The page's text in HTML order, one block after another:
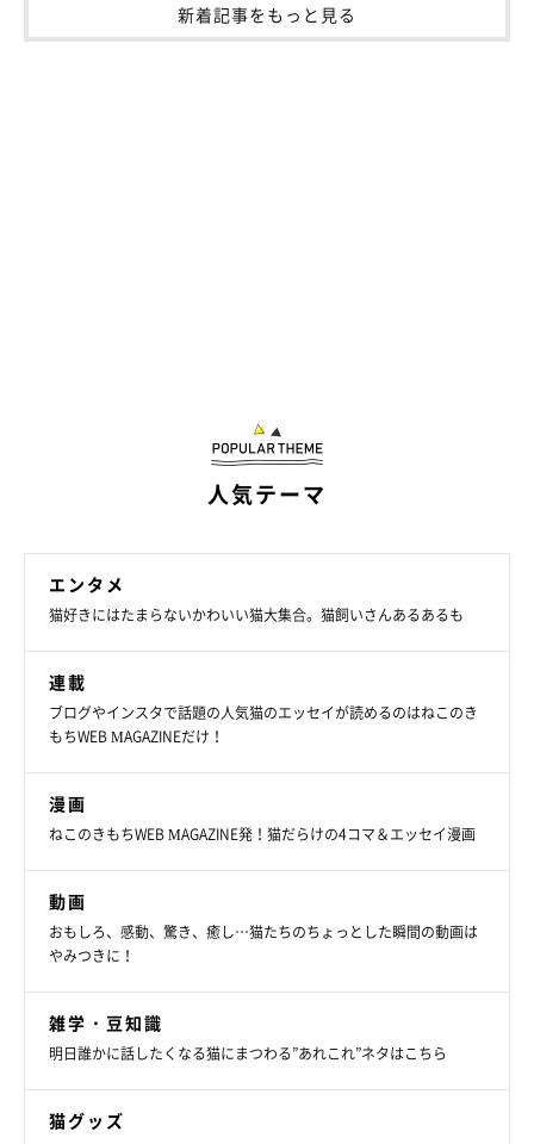
新着記事をもっと見る
人気テーマ
エンタメ
猫好きにはたまらないかわいい猫大集合。猫飼いさんあるあるも
連載
ブログやインスタで話題の人気猫のエッセイが読めるのはねこのき
もちWEB MAGAZINEだけ！
漫画
ねこのきもちWEB MAGAZINE発！猫だらけの4コマ＆エッセイ漫画
動画
おもしろ、感動、驚き、癒し…猫たちのちょっとした瞬間の動画は
やみつきに！
雑学・豆知識
明日誰かに話したくなる猫にまつわる”あれこれ”ネタはこちら
猫グッズ